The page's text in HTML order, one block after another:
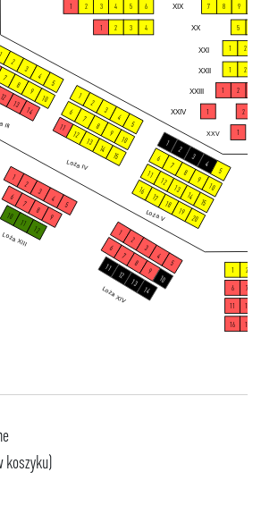
XIX
XX
XXI
XXII
XXIII
XXIV
XXV
Loża V
Loża IV
III
Loża XIV
Loża XIII
1 2 3 4 5 6 7 8 9
1 2 3 4 5
1 2
1 2
1
2
3
4
5
1 2
7
8
9
10
1 2
12
13
14
1
2
3
4
5
1
6
7
8
9
10
11
12
13
14
15
1
2
3
4
5
6
7
8
9
10
11
12
13
14
15
1
2
3
4
5
16
17
18
19
20
6
7
8
9
10
11
12
1
2
3
4
5
1 2
6
7
8
9
10
6 7
11
12
13
14
11 12
16 17
koszyku)